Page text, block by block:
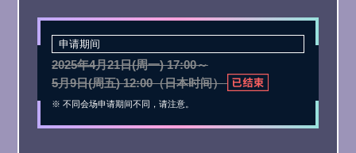
申请期间
2025年4月21日(周一) 17:00～
5月9日(周五) 12:00（日本时间）
※ 不同会场申请期间不同，请注意。